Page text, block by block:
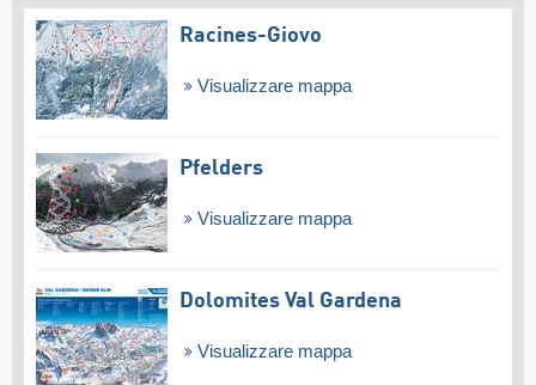
Racines-Giovo
Visualizzare mappa
Pfelders
Visualizzare mappa
Dolomites Val Gardena
Visualizzare mappa